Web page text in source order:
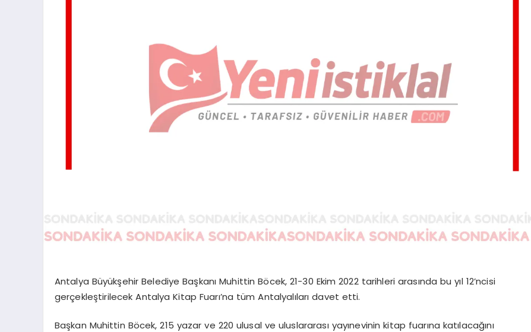
Antalya Büyükşehir Belediye Başkanı Muhittin Böcek, 21-30 Ekim 2022 tarihleri arasında bu yıl 12’ncisi
gerçekleştirilecek Antalya Kitap Fuarı’na tüm Antalyalıları davet etti.
Başkan Muhittin Böcek, 215 yazar ve 220 ulusal ve uluslararası yayınevinin kitap fuarına katılacağını